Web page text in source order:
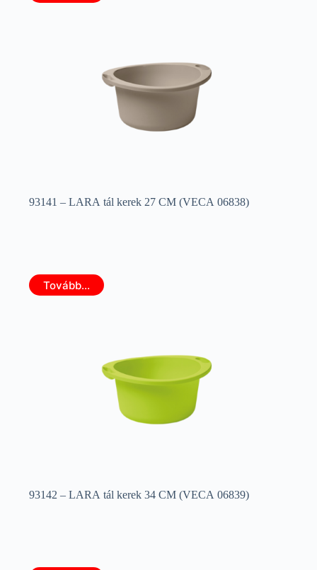
93141 – LARA tál kerek 27 CM (VECA 06838)
Tovább...
93142 – LARA tál kerek 34 CM (VECA 06839)